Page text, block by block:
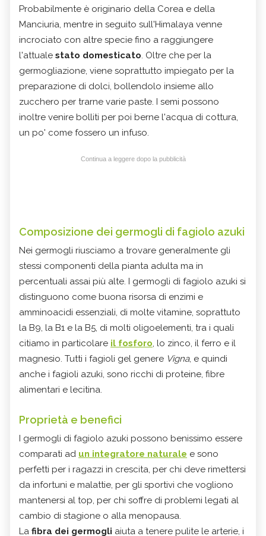
Probabilmente è originario della Corea e della
Manciuria, mentre in seguito sull'Himalaya venne
incrociato con altre specie fino a raggiungere
l'attuale stato domesticato. Oltre che per la
germogliazione, viene soprattutto impiegato per la
preparazione di dolci, bollendolo insieme allo
zucchero per trarne varie paste. I semi possono
inoltre venire bolliti per poi berne l'acqua di cottura,
un po' come fossero un infuso.
Continua a leggere dopo la pubblicità
Composizione dei germogli di fagiolo azuki
Nei germogli riusciamo a trovare generalmente gli
stessi componenti della pianta adulta ma in
percentuali assai più alte. I germogli di fagiolo azuki si
distinguono come buona risorsa di enzimi e
amminoacidi essenziali, di molte vitamine, soprattuto
la B9, la B1 e la B5, di molti oligoelementi, tra i quali
citiamo in particolare il fosforo, lo zinco, il ferro e il
magnesio. Tutti i fagioli gel genere Vigna, e quindi
anche i fagioli azuki, sono ricchi di proteine, fibre
alimentari e lecitina.
Proprietà e benefici
I germogli di fagiolo azuki possono benissimo essere
comparati ad un integratore naturale e sono
perfetti per i ragazzi in crescita, per chi deve rimettersi
da infortuni e malattie, per gli sportivi che vogliono
mantenersi al top, per chi soffre di problemi legati al
cambio di stagione o alla menopausa.
La fibra dei germogli aiuta a tenere pulite le arterie, i